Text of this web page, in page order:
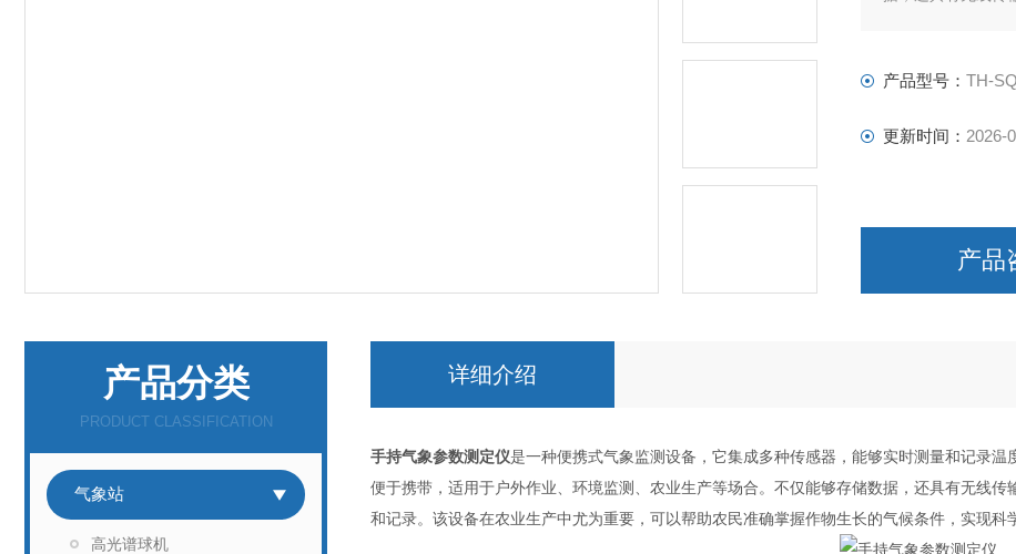
产品型号： TH-
更新时间： 2026-
产品
产品分类
PRODUCT CLASSIFICATION
气象站
高光谱球机
详细介绍
手持气象参数测定仪是一种便携式气象监测设备，它集成多种传感器，能够实时测量和记录
便于携带，适用于户外作业、环境监测、农业生产等场合。不仅能够存储数据，还具有无线
和记录。该设备在农业生产中尤为重要，可以帮助农民准确掌握作物生长的气候条件，实现科